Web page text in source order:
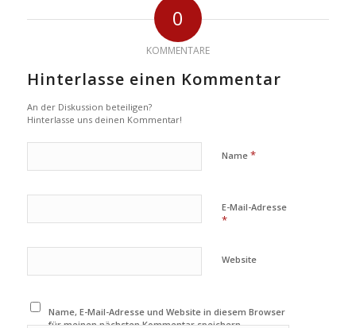
0
KOMMENTARE
Hinterlasse einen Kommentar
An der Diskussion beteiligen?
Hinterlasse uns deinen Kommentar!
Name *
E-Mail-Adresse
*
Website
Name, E-Mail-Adresse und Website in diesem Browser
für meinen nächsten Kommentar speichern.